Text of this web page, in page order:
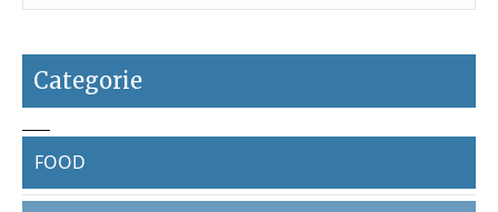
Categorie
FOOD